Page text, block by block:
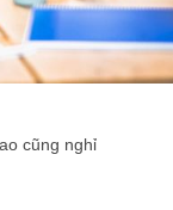
cũng nghỉ